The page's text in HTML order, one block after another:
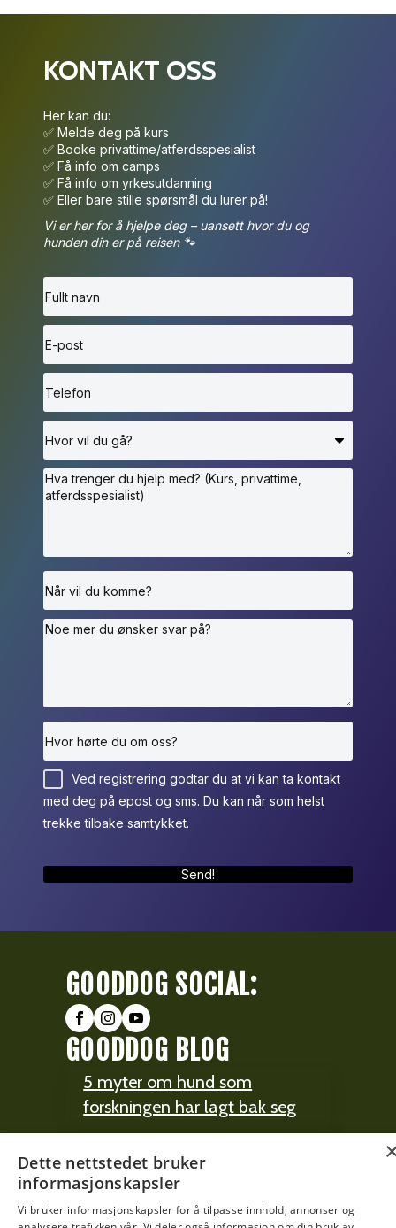
KONTAKT OSS
Her kan du:
✅ Melde deg på kurs
✅ Booke privattime/atferdsspesialist
✅ Få info om camps
✅ Få info om yrkesutdanning
✅ Eller bare stille spørsmål du lurer på!
Vi er her for å hjelpe deg – uansett hvor du og
hunden din er på reisen 🐾
Ved registrering godtar du at vi kan ta kontakt
med deg på epost og sms. Du kan når som helst
trekke tilbake samtykket.
Send!
GOODDOG SOCIAL:
GOODDOG BLOG
5 myter om hund som
forskningen har lagt bak seg
The Dog is The Boss!
GOODDOG HUB
Dette nettstedet bruker
informasjonskapsler
Vi bruker informasjonskapsler for å tilpasse innhold, annonser og